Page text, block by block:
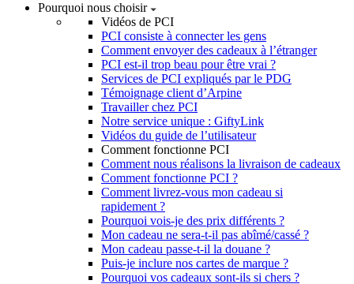
Pourquoi nous choisir
Vidéos de PCI
PCI consiste à connecter les gens
Comment envoyer des cadeaux à l’étranger
PCI est-il trop beau pour être vrai ?
Services de PCI expliqués par le PDG
Témoignage client d’Arpine
Travailler chez PCI
Notre service unique : GiftyLink
Vidéos du guide de l’utilisateur
Comment fonctionne PCI
Comment nous réalisons la livraison de cadeaux
Comment fonctionne PCI ?
Comment livrez-vous mon cadeau si
rapidement ?
Pourquoi vois-je des prix différents ?
Mon cadeau ne sera-t-il pas abîmé/cassé ?
Mon cadeau passe-t-il la douane ?
Puis-je inclure nos cartes de marque ?
Pourquoi vos cadeaux sont-ils si chers ?